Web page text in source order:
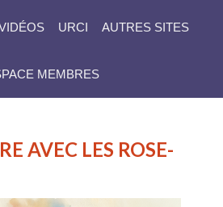
URCI AUTRES SITES
MEMBRES
AVEC LES ROSE-